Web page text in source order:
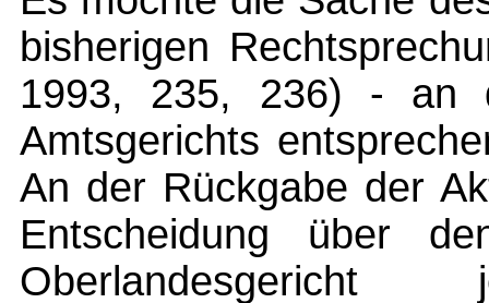
bisherigen
1993, 235, 236) - an
Amtsgerichts
An der Rückgabe der
Entscheidung über